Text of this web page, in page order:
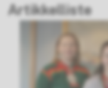
Artikkelliste